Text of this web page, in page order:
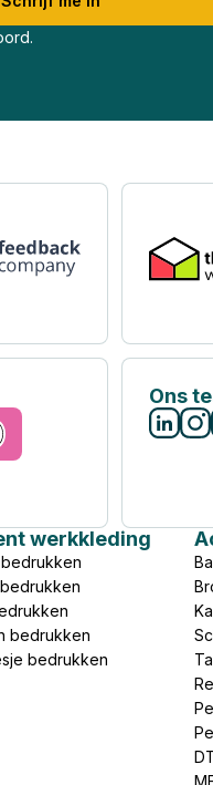
Ons
werkkleding
bedrukken
bedrukken